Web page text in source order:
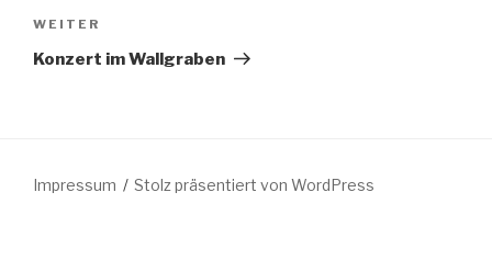
Nächster
Beitrag
WEITER
Konzert im Wallgraben
Impressum Stolz präsentiert von WordPress